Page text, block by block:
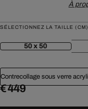
À
SÉLECTIONNEZ LA TAILLE
50 x 50
Contrecollage sous verre
€ 449